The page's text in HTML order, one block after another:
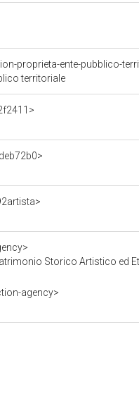
proprieta-ente-pubblico-
territoriale
Storico Artistico ed
agency>